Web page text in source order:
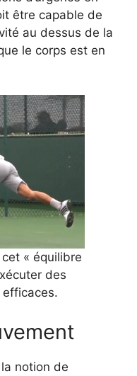
être capable de
au dessus de la
le corps est en
« équilibre
des
notion de